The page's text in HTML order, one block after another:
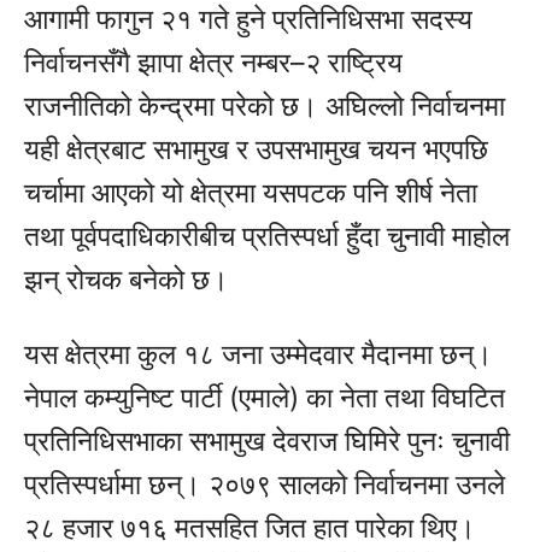
आगामी फागुन २१ गते हुने प्रतिनिधिसभा सदस्य
निर्वाचनसँगै झापा क्षेत्र नम्बर–२ राष्ट्रिय
राजनीतिको केन्द्रमा परेको छ। अघिल्लो निर्वाचनमा
यही क्षेत्रबाट सभामुख र उपसभामुख चयन भएपछि
चर्चामा आएको यो क्षेत्रमा यसपटक पनि शीर्ष नेता
तथा पूर्वपदाधिकारीबीच प्रतिस्पर्धा हुँदा चुनावी माहोल
झन् रोचक बनेको छ।
यस क्षेत्रमा कुल १८ जना उम्मेदवार मैदानमा छन्।
नेपाल कम्युनिष्ट पार्टी (एमाले) का नेता तथा विघटित
प्रतिनिधिसभाका सभामुख देवराज घिमिरे पुनः चुनावी
प्रतिस्पर्धामा छन्। २०७९ सालको निर्वाचनमा उनले
२८ हजार ७१६ मतसहित जित हात पारेका थिए।